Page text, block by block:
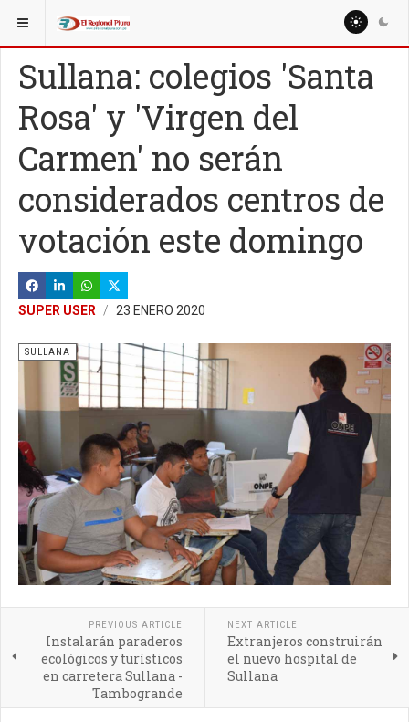
ESTÁ AQUÍ: LOCALES
Sullana: colegios 'Santa
Rosa' y 'Virgen del
Carmen' no serán
considerados centros de
votación este domingo
SUPER USER 23 ENERO 2020
SULLANA
PREVIOUS ARTICLE
Instalarán paraderos
ecológicos y turísticos
en carretera Sullana -
Tambogrande
NEXT ARTICLE
Extranjeros construirán
el nuevo hospital de
Sullana